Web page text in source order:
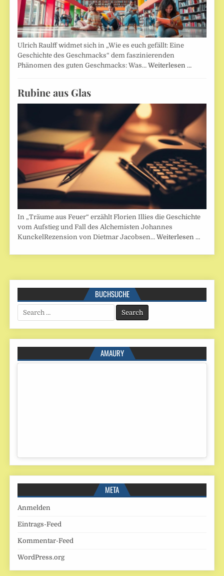
Ulrich Raulff widmet sich in „Wie es euch gefällt: Eine
Geschichte des Geschmacks“ dem faszinierenden
Phänomen des guten Geschmacks: Was…Weiterlesen …
Rubine aus Glas
In „Träume aus Feuer“ erzählt Florien Illies die Geschichte
vom Aufstieg und Fall des Alchemisten Johannes
KunckelRezension von Dietmar Jacobsen…Weiterlesen …
BUCHSUCHE
Search
for:
AMAURY
META
Anmelden
Eintrags-Feed
Kommentar-Feed
WordPress.org